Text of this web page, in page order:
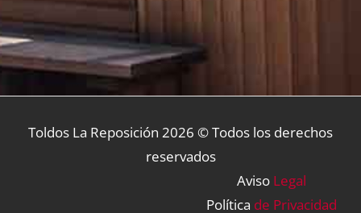
Toldos La Reposición 2026 © Todos los derechos
reservados
Aviso Legal
Política de Privacidad